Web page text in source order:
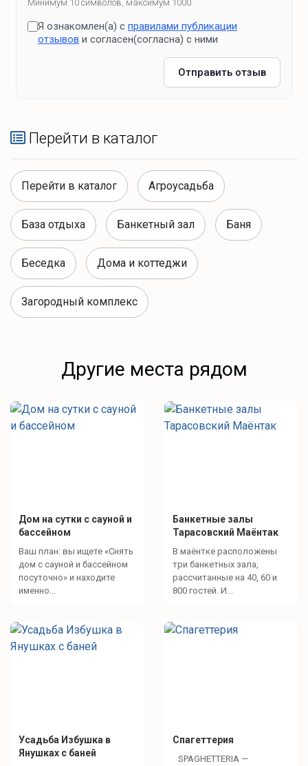
Минимум 10 символов, максимум 1000
Я ознакомлен(а) с правилами публикации
отзывов и согласен(согласна) с ними
Отправить отзыв
Перейти в каталог
Перейти в каталог Агроусадьба
База отдыха Банкетный зал Баня
Беседка Дома и коттеджи
Загородный комплекс
Другие места рядом
Дом на сутки с сауной и
бассейном
Ваш план: вы ищете «Снять
дом с сауной и бассейном
посуточно» и находите
именно...
Банкетные залы
Тарасовский Маёнтак
В маёнтке расположены
три банкетных зала,
рассчитанные на 40, 60 и
800 гостей. И...
Усадьба Избушка в
Янушках с баней
Спагеттерия
SPAGHETTERIA —